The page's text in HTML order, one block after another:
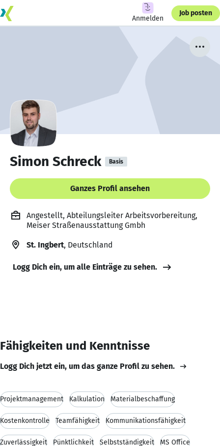
Anmelden
Job posten
Simon Schreck Basis
Ganzes Profil ansehen
Angestellt, Abteilungsleiter Arbeitsvorbereitung,
Meiser Straßenausstattung Gmbh
St. Ingbert, Deutschland
Logg Dich ein, um alle Einträge zu sehen.
Fähigkeiten und Kenntnisse
Logg Dich jetzt ein, um das ganze Profil zu sehen.
Projektmanagement Kalkulation Materialbeschaffung
Kostenkontrolle Teamfähigkeit Kommunikationsfähigkeit
Zuverlässigkeit Pünktlichkeit Selbstständigkeit MS Office